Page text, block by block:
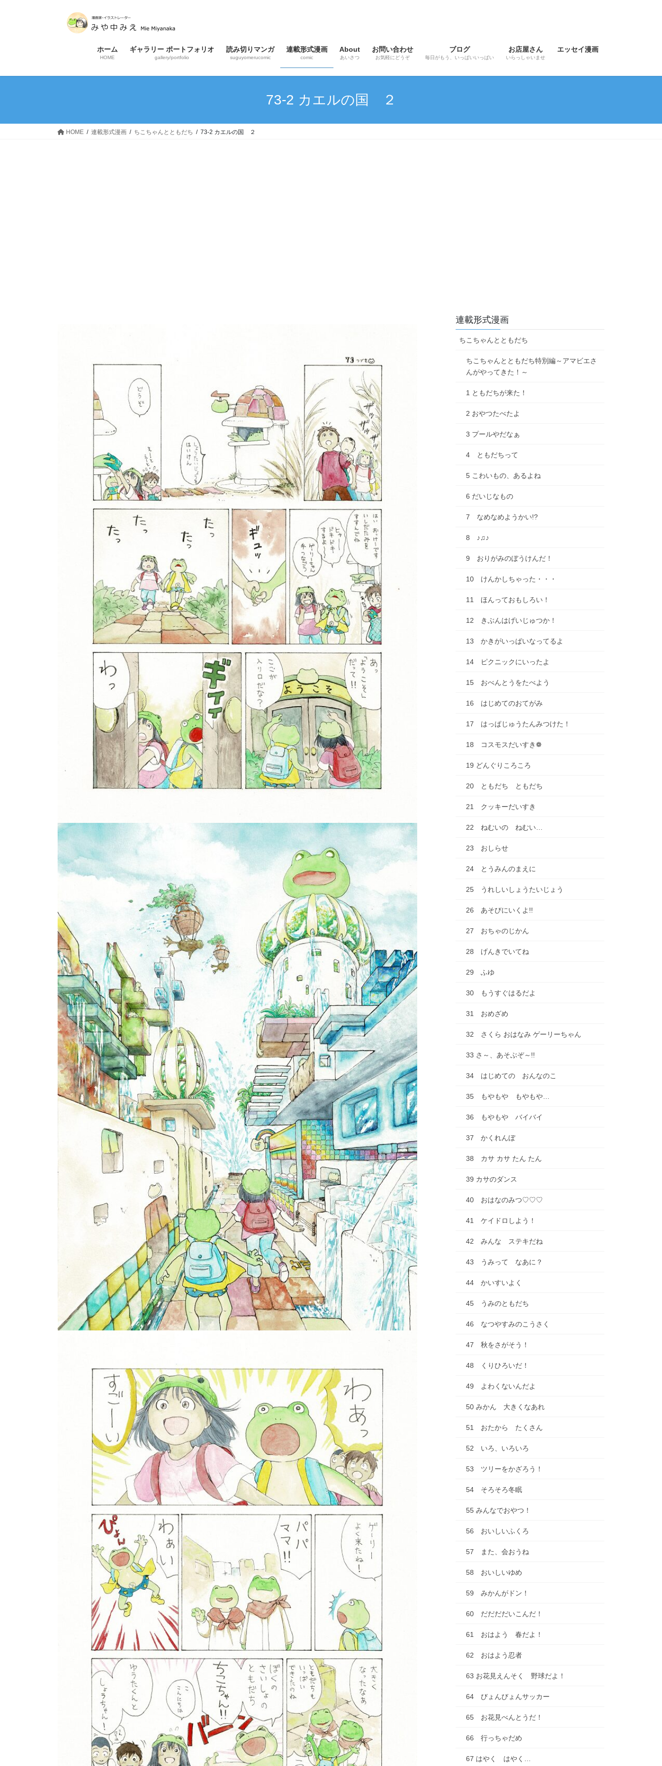
ス
ン
ホーム
HOME
ギャラリー ポートフォリオ
gallery/portfolio
読み切りマンガ
suguyomerucomic
連載形式漫画
comic
About
あいさつ
お問い合わせ
お気軽にどうぞ
ブログ
毎日がもう、いっぱいいっぱい
お店屋さん
いらっしゃいませ
エッセイ漫画
73-2 カエルの国 ２
HOME 連載形式漫画 ちこちゃんとともだち 73-2 カエルの国 ２
連載形式漫画
ちこちゃんとともだち
ちこちゃんとともだち特別編～アマビエさ
んがやってきた！～
1 ともだちが来た！
2 おやつたべたよ
3 プールやだなぁ
4 ともだちって
5 こわいもの、あるよね
6 だいじなもの
7 なめなめようかい!?
8 ♪♫♪
9 おりがみのぼうけんだ！
10 けんかしちゃった・・・
11 ほんっておもしろい！
12 きぶんはげいじゅつか！
13 かきがいっぱいなってるよ
14 ピクニックにいったよ
15 おべんとうをたべよう
16 はじめてのおてがみ
17 はっぱじゅうたんみつけた！
18 コスモスだいすき❁
19 どんぐりころころ
20 ともだち ともだち
21 クッキーだいすき
22 ねむいの ねむい…
23 おしらせ
24 とうみんのまえに
25 うれしいしょうたいじょう
26 あそびにいくよ!!
27 おちゃのじかん
28 げんきでいてね
29 ふゆ
30 もうすぐはるだよ
31 おめざめ
32 さくら おはなみ ゲーリーちゃん
33 さ～、あそぶぞ～!!
34 はじめての おんなのこ
35 もやもや もやもや…
36 もやもや バイバイ
37 かくれんぼ
38 カサ カサ たん たん
39 カサのダンス
40 おはなのみつ♡♡♡
41 ケイドロしよう！
42 みんな ステキだね
43 うみって なあに？
44 かいすいよく
45 うみのともだち
46 なつやすみのこうさく
47 秋をさがそう！
48 くりひろいだ！
49 よわくないんだよ
50 みかん 大きくなあれ
51 おたから たくさん
52 いろ、いろいろ
53 ツリーをかざろう！
54 そろそろ冬眠
55 みんなでおやつ！
56 おいしいふくろ
57 また、会おうね
58 おいしいゆめ
59 みかんがドン！
60 だだだだいこんだ！
61 おはよう 春だよ！
62 おはよう忍者
63 お花見えんそく 野球だよ！
64 びょんびょんサッカー
65 お花見べんとうだ！
66 行っちゃだめ
67 はやく はやく…